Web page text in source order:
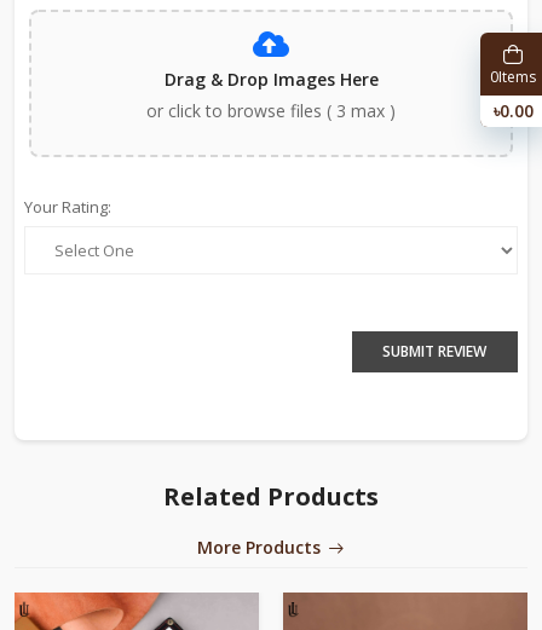
Drag & Drop Images Here
or click to browse files ( 3 max )
Your Rating:
SUBMIT REVIEW
Related Products
More Products
0Items
৳0.00